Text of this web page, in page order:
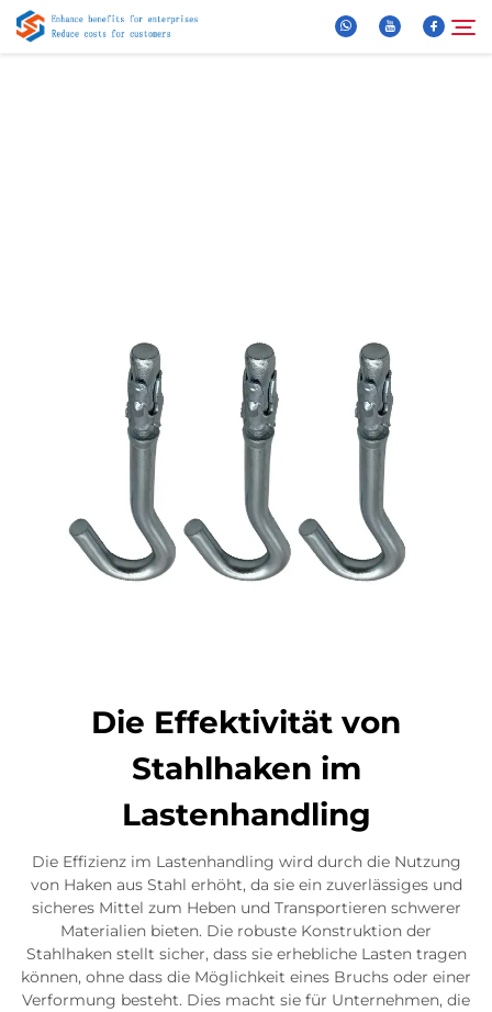
Kontaktieren Sie uns
Die Effektivität von
Stahlhaken im
Lastenhandling
Die Effizienz im Lastenhandling wird durch die Nutzung
von Haken aus Stahl erhöht, da sie ein zuverlässiges und
sicheres Mittel zum Heben und Transportieren schwerer
Materialien bieten. Die robuste Konstruktion der
Stahlhaken stellt sicher, dass sie erhebliche Lasten tragen
können, ohne dass die Möglichkeit eines Bruchs oder einer
Verformung besteht. Dies macht sie für Unternehmen, die